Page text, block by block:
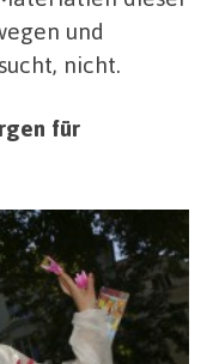
und
nicht.
für